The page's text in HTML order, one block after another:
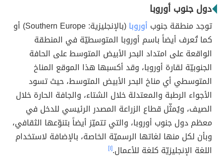
دول جنوب أوروبا
توجد منطقة جنوب أوروبا
(بالإنجليزية: Southern Europe) أو
كما تُعرف أيضاً باسم أوروبا المتوسطيّة في المنطقة
الواقعة على امتداد البحر الأبيض المتوسط ​​على الحافة
الجنوبيّة لقارة أوروبا، وقد أكسبها هذا الموقع المناخ
المتوسطي أي مناخ البحر الأبيض المتوسط، حيث تسود
الأجواء الرطبة والمعتدلة خلال الشتاء، والجافة الحارة خلال
الصيف، ويُمثّل قطاع الزراعة المصدر الرئيسي للدخل في
معظم دول جنوب أوروبا، والتي تتميّز أيضاً بتنوّعها الثقافي،
وبأن لكل منها لغاتها الرسميّة الخاصة، بالإضافة لاستخدام
اللغة الإنجليزيّة كلغة للأعمال.[١]